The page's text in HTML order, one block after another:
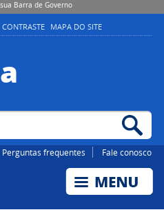
Barra de Governo
MAPA DO SITE
Perguntas frequentes Fale conosco